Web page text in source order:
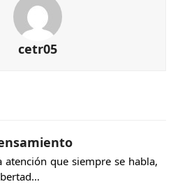
cetr05
que siempre se habla,